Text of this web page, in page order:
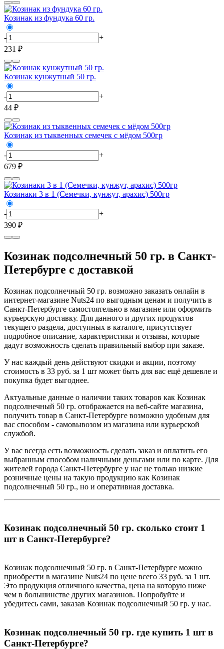
Козинак из фундука 60 гр.
-
+
231 ₽
Козинак кунжутный 50 гр.
-
+
44 ₽
Козинак из тыквенных семечек с мёдом 500гр
-
+
679 ₽
Козинаки 3 в 1 (Семечки, кунжут, арахис) 500гр
-
+
390 ₽
Козинак подсолнечный 50 гр. в Санкт-
Петербурге с доставкой
Козинак подсолнечный 50 гр. возможно заказать онлайн в
интернет-магазине Nuts24 по выгодным ценам и получить в
Санкт-Петербурге самостоятельно в магазине или оформить
курьерскую доставку. Для данного и других продуктов
текущего раздела, доступных в каталоге, присутствует
подробное описание, характеристики и отзывы, которые
дадут возможность сделать правильный выбор при заказе.
У нас каждый день действуют скидки и акции, поэтому
стоимость в 33 руб. за 1 шт может быть для вас ещё дешевле и
покупка будет выгоднее.
Актуальные данные о наличии таких товаров как Козинак
подсолнечный 50 гр. отображается на веб-сайте магазина,
получить товар в Санкт-Петербурге возможно удобным для
вас способом - самовывозом из магазина или курьерской
службой.
У вас всегда есть возможность сделать заказ и оплатить его
выбранным способом наличными деньгами или по карте. Для
жителей города Санкт-Петербурге у нас не только низкие
розничные цены на такую продукцию как Козинак
подсолнечный 50 гр., но и оперативная доставка.
Козинак подсолнечный 50 гр. сколько стоит 1
шт в Санкт-Петербурге?
Козинак подсолнечный 50 гр. в Санкт-Петербурге можно
приобрести в магазине Nuts24 по цене всего 33 руб. за 1 шт.
Это продукция отличного качества, цена на которую ниже
чем в большинстве других магазинов. Попробуйте и
убедитесь сами, заказав Козинак подсолнечный 50 гр. у нас.
Козинак подсолнечный 50 гр. где купить 1 шт в
Санкт-Петербурге?